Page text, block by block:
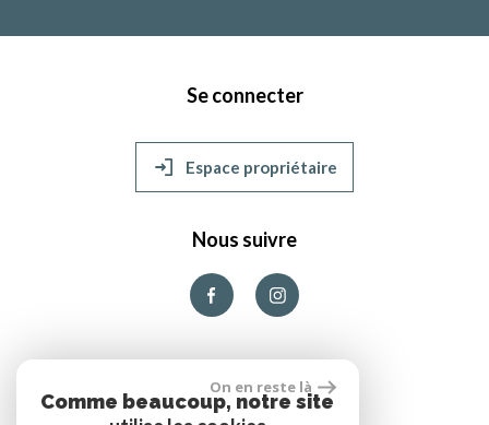
Se connecter
Espace propriétaire
Nous suivre
On en reste là
Comme beaucoup, notre site